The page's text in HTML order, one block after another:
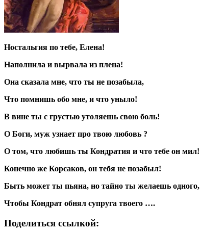
Ностальгия по тебе, Елена!
Наполнила и вырвала из плена!
Она сказала мне, что ты не позабыла,
Что помнишь обо мне, и что уныло!
В вине ты с грустью утоляешь свою боль!
О Боги, муж узнает про твою любовь ?
О том, что любишь ты Кондратия и что тебе он мил!
Конечно же Корсаков, он тебя не позабыл!
Быть может ты пьяна, но тайно ты желаешь одного,
Чтобы Кондрат обнял супруга твоего ….
Поделиться ссылкой: